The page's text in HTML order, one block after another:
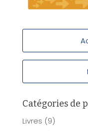
Catégories de
Livres (9)